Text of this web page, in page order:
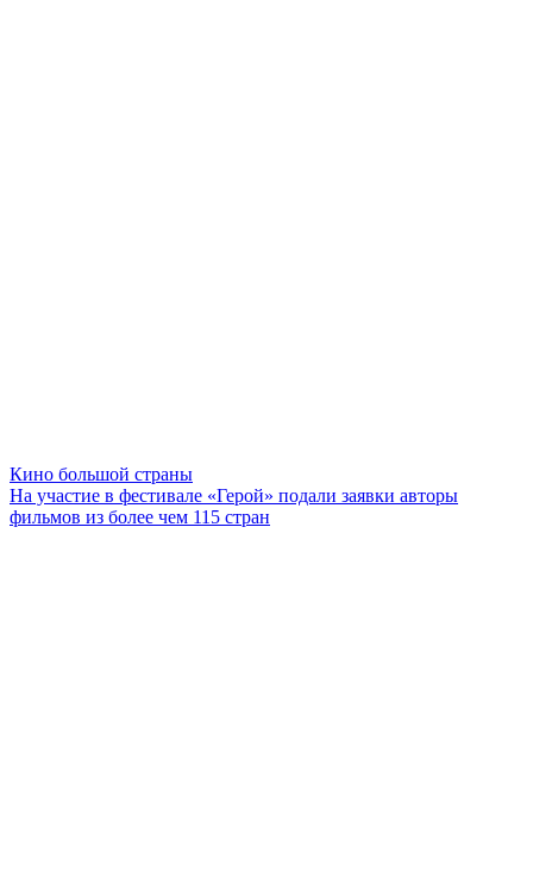
Кино большой страны
На участие в фестивале «Герой» подали заявки авторы
фильмов из более чем 115 стран